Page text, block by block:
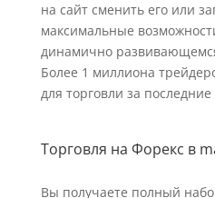
на сайт сменить его или
максимальные
динамично
Более 1 миллиона
для торговли за последние
Торговля на Форекс в
Вы получаете полный